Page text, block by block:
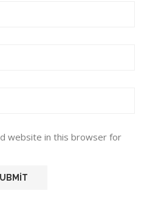
website in this browser for